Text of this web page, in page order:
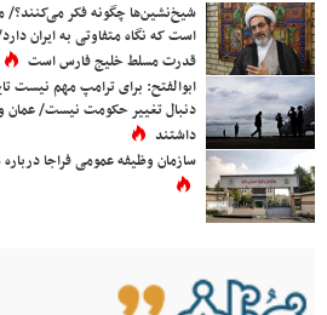
شیخ‌نشین‌ها چگونه فکر
است که نگاه متفاوتی به ایران
قدرت مسلط خلیج فارس است
ابوالفتح: برای ترامپ مهم نیست
دنبال تغییر حکومت نیست/
داشتند
سازمان وظیفه عمومی فراجا